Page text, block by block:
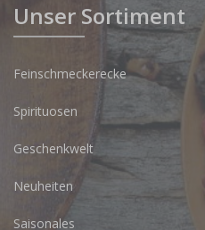
Unser Sortiment
Feinschmeckerecke
Spirituosen
Geschenkwelt
Neuheiten
Saisonales